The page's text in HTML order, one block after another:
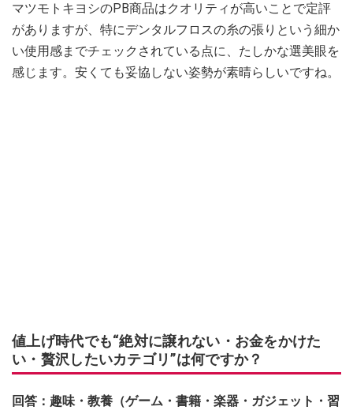
マツモトキヨシのPB商品はクオリティが高いことで定評
がありますが、特にデンタルフロスの糸の張りという細か
い使用感までチェックされている点に、たしかな選美眼を
感じます。安くても妥協しない姿勢が素晴らしいですね。
値上げ時代でも“絶対に譲れない・お金をかけた
い・贅沢したいカテゴリ”は何ですか？
回答：趣味・教養（ゲーム・書籍・楽器・ガジェット・習